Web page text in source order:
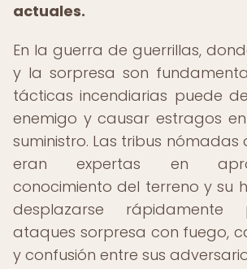
actuales.
En la guerra de guerrillas,
y la sorpresa son
tácticas incendiarias puede
enemigo y causar estragos
suministro. Las tribus nómadas
eran expertas en
conocimiento del terreno y su
desplazarse
ataques sorpresa con fuego,
y confusión entre sus